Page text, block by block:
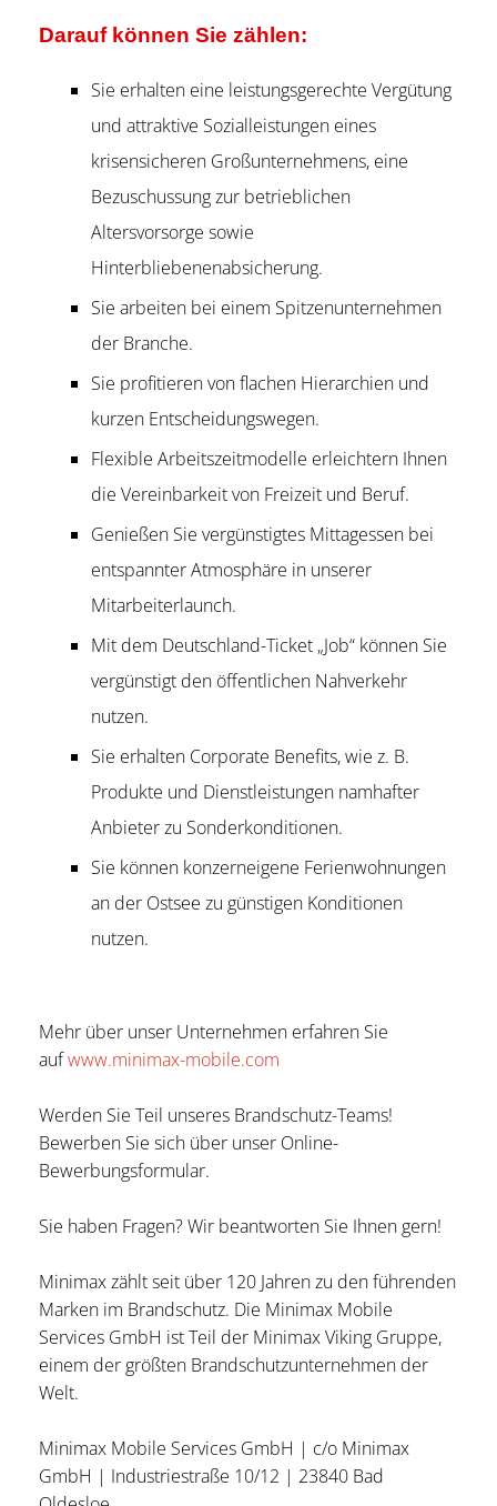
Darauf können Sie zählen:
Sie erhalten eine leistungsgerechte Vergütung
und attraktive Sozialleistungen eines
krisensicheren Großunternehmens, eine
Bezuschussung zur betrieblichen
Altersvorsorge sowie
Hinterbliebenenabsicherung.
Sie arbeiten bei einem Spitzenunternehmen
der Branche.
Sie profitieren von flachen Hierarchien und
kurzen Entscheidungswegen.
Flexible Arbeitszeitmodelle erleichtern Ihnen
die Vereinbarkeit von Freizeit und Beruf.
Genießen Sie vergünstigtes Mittagessen bei
entspannter Atmosphäre in unserer
Mitarbeiterlaunch.
Mit dem Deutschland-Ticket „Job“ können Sie
vergünstigt den öffentlichen Nahverkehr
nutzen.
Sie erhalten Corporate Benefits, wie z. B.
Produkte und Dienstleistungen namhafter
Anbieter zu Sonderkonditionen.
Sie können konzerneigene Ferienwohnungen
an der Ostsee zu günstigen Konditionen
nutzen.
Mehr über unser Unternehmen erfahren Sie
aufwww.minimax-mobile.com
Werden Sie Teil unseres Brandschutz-Teams!
Bewerben Sie sich über unser Online-
Bewerbungsformular.
Sie haben Fragen? Wir beantworten Sie Ihnen gern!
Minimax zählt seit über 120 Jahren zu den führenden
Marken im Brand­schutz. Die Minimax Mobile
Services GmbH ist Teil der Minimax Viking Gruppe,
einem der größten Brand­schutz­unter­nehmen der
Welt.
Minimax Mobile Services GmbH | c/o Minimax
GmbH | Industriestraße 10/12 | 23840 Bad